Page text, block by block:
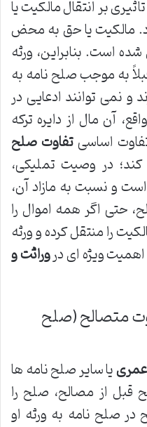
بر انتقال مالکیت یا
مالکیت یا حق به محض
است. بنابراین، ورثه
به موجب صلح نامه به
و نمی توانند ادعایی در
آن مال از دایره ترکه
اساسیتفاوت صلح
در وصیت تملیکی،
و نسبت به مازاد آن،
حتی اگر همه اموال را
را منتقل کرده و ورثه
ویژه ای دروراثت و
فوت متصالح (صلح
یا سایر صلح نامه ها
قبل از مصالح، صلح را
صلح نامه به ورثه او